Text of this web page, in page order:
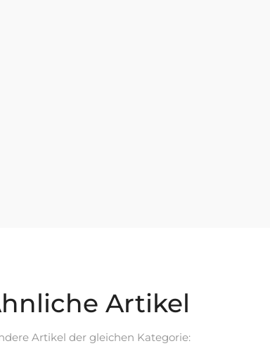
Artikel
Artikel der gleichen Kategorie: